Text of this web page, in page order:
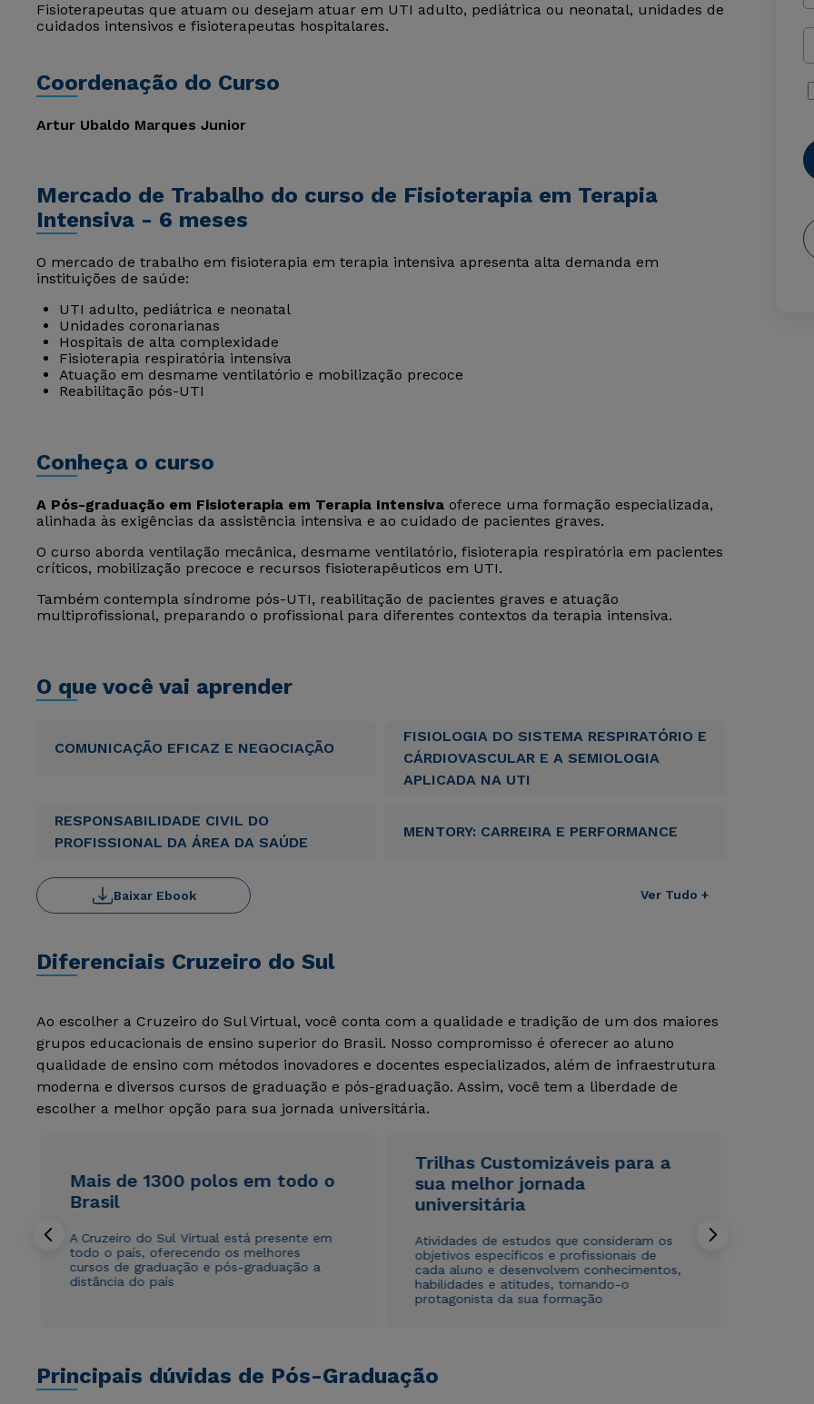
Fisioterapeutas que atuam ou desejam atuar em UTI adulto, pediátrica ou neonatal, unidades de
cuidados intensivos e fisioterapeutas hospitalares.
Coordenação do Curso
Artur Ubaldo Marques Junior
Mercado de Trabalho do curso de Fisioterapia em Terapia
Intensiva - 6 meses
O mercado de trabalho em fisioterapia em terapia intensiva apresenta alta demanda em
instituições de saúde:
UTI adulto, pediátrica e neonatal
Unidades coronarianas
Hospitais de alta complexidade
Fisioterapia respiratória intensiva
Atuação em desmame ventilatório e mobilização precoce
Reabilitação pós-UTI
Conheça o curso
A Pós-graduação em Fisioterapia em Terapia Intensiva oferece uma formação especializada,
alinhada às exigências da assistência intensiva e ao cuidado de pacientes graves.
O curso aborda ventilação mecânica, desmame ventilatório, fisioterapia respiratória em pacientes
críticos, mobilização precoce e recursos fisioterapêuticos em UTI.
Também contempla síndrome pós-UTI, reabilitação de pacientes graves e atuação
multiprofissional, preparando o profissional para diferentes contextos da terapia intensiva.
O que você vai aprender
COMUNICAÇÃO EFICAZ E NEGOCIAÇÃO
FISIOLOGIA DO SISTEMA RESPIRATÓRIO E
CÁRDIOVASCULAR E A SEMIOLOGIA
APLICADA NA UTI
RESPONSABILIDADE CIVIL DO
PROFISSIONAL DA ÁREA DA SAÚDE
MENTORY: CARREIRA E PERFORMANCE
Ver Tudo +
Baixar Ebook
Diferenciais Cruzeiro do Sul
Ao escolher a Cruzeiro do Sul Virtual, você conta com a qualidade e tradição de um dos maiores
grupos educacionais de ensino superior do Brasil. Nosso compromisso é oferecer ao aluno
qualidade de ensino com métodos inovadores e docentes especializados, além de infraestrutura
moderna e diversos cursos de graduação e pós-graduação. Assim, você tem a liberdade de
escolher a melhor opção para sua jornada universitária.
Mais de 1300 polos em todo o
Brasil
A Cruzeiro do Sul Virtual está presente em
todo o país, oferecendo os melhores
cursos de graduação e pós-graduação a
distância do país
Trilhas Customizáveis para a
sua melhor jornada
universitária
Atividades de estudos que consideram os
objetivos específicos e profissionais de
cada aluno e desenvolvem conhecimentos,
habilidades e atitudes, tornando-o
protagonista da sua formação
Principais dúvidas de Pós-Graduação
Rápido e fácil
WhatsApp
Estou de acordo com aPolítica de Privacidade.
autorizo que meus dados sejam utilizados para o
envio de conteúdos da Cruzeiro do Sul.
Rápido e fácil
WhatsApp
Estou de acordo com aPolítica de Privacidade.
autorizo que meus dados sejam utilizados para o
envio de conteúdos da Cruzeiro do Sul.